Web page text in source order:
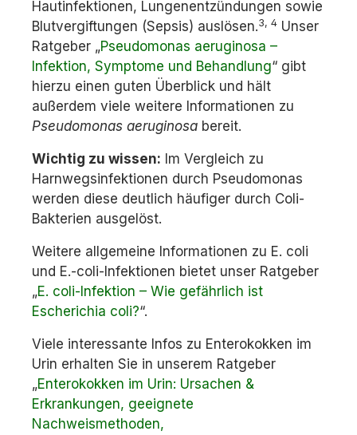
Hautinfektionen, Lungenentzündungen sowie
Blutvergiftungen (Sepsis) auslösen.3, 4 Unser
Ratgeber „Pseudomonas aeruginosa –
Infektion, Symptome und Behandlung“ gibt
hierzu einen guten Überblick und hält
außerdem viele weitere Informationen zu
Pseudomonas aeruginosa bereit.
Wichtig zu wissen: Im Vergleich zu
Harnwegsinfektionen durch Pseudomonas
werden diese deutlich häufiger durch Coli-
Bakterien ausgelöst.
Weitere allgemeine Informationen zu E. coli
und E.-coli-Infektionen bietet unser Ratgeber
„E. coli-Infektion – Wie gefährlich ist
Escherichia coli?“.
Viele interessante Infos zu Enterokokken im
Urin erhalten Sie in unserem Ratgeber
„Enterokokken im Urin: Ursachen &
Erkrankungen, geeignete
Nachweismethoden,